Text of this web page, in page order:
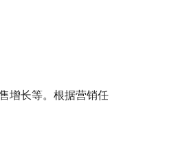
增长等。根据营销任